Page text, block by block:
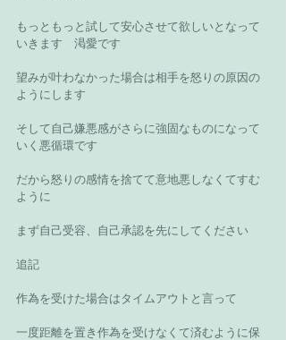
もっともっと試して安心させて欲しいとなって
いきます　渇愛です
望みが叶わなかった場合は相手を怒りの原因の
ようにします
そして自己嫌悪感がさらに強固なものになって
いく悪循環です
だから怒りの感情を捨てて意地悪しなくてすむ
ように
まず自己受容、自己承認を先にしてください
追記
作為を受けた場合はタイムアウトと言って
一度距離を置き作為を受けなくて済むように保